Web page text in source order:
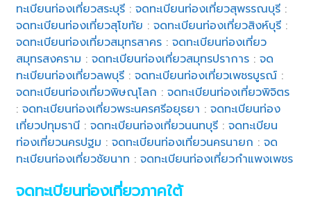
ทะเบียนท่องเที่ยวสระบุรี :จดทะเบียนท่องเที่ยวสุพรรณบุรี :
จดทะเบียนท่องเที่ยวสุโขทัย :จดทะเบียนท่องเที่ยวสิงห์บุรี :
จดทะเบียนท่องเที่ยวสมุทรสาคร :จดทะเบียนท่องเที่ยว
สมุทรสงคราม :จดทะเบียนท่องเที่ยวสมุทรปราการ :จด
ทะเบียนท่องเที่ยวลพบุรี :จดทะเบียนท่องเที่ยวเพชรบูรณ์ :
จดทะเบียนท่องเที่ยวพิษณุโลก :จดทะเบียนท่องเที่ยวพิจิตร
:จดทะเบียนท่องเที่ยวพระนครศรีอยุธยา :จดทะเบียนท่อง
เที่ยวปทุมธานี :จดทะเบียนท่องเที่ยวนนทบุรี :จดทะเบียน
ท่องเที่ยวนครปฐม :จดทะเบียนท่องเที่ยวนครนายก :จด
ทะเบียนท่องเที่ยวชัยนาท :จดทะเบียนท่องเที่ยวกำแพงเพชร
จดทะเบียนท่องเที่ยวภาคใต้